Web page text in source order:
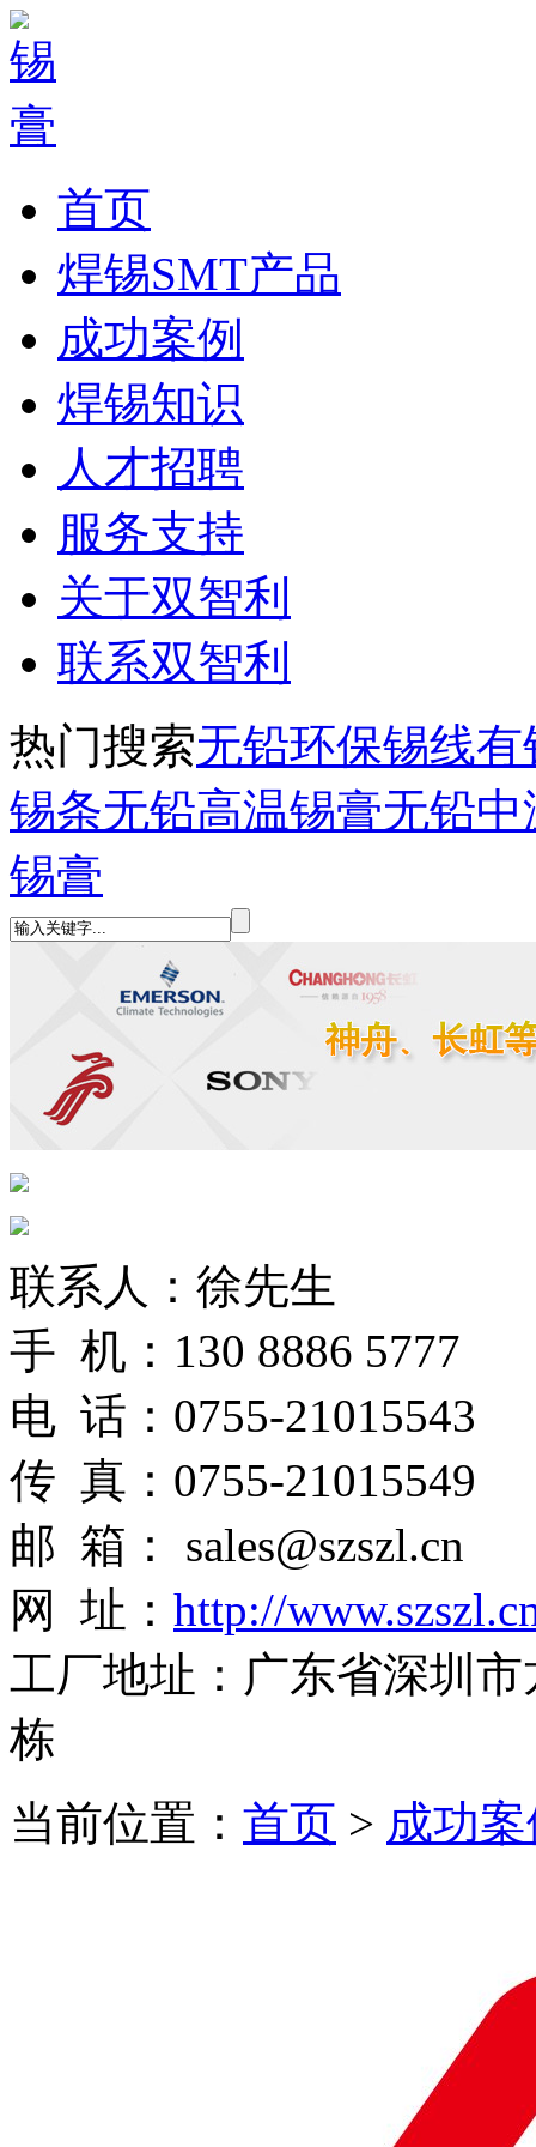
首页
焊锡SMT产品
成功案例
焊锡知识
人才招聘
服务支持
关于双智利
联系双智利
热门搜索无铅环保锡线有
锡条无铅高温锡膏无铅
锡膏
联系人：徐先生
手 机：130 8886 5777
电 话：0755-21015543
传 真：0755-21015549
邮 箱： sales@szszl.cn
网 址： http://
工厂地址：广东省深圳
栋
当前位置： 首页 > 成功